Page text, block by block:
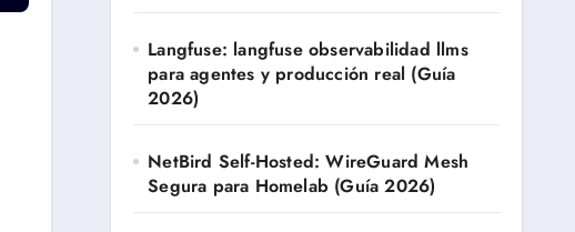
Langfuse: langfuse observabilidad llms
para agentes y producción real (Guía
2026)
NetBird Self-Hosted: WireGuard Mesh
Segura para Homelab (Guía 2026)